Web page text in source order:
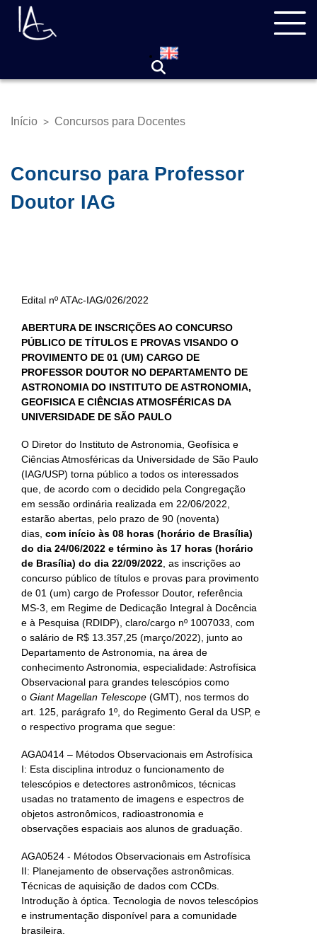
Pular
para
Trilha
Início > Concursos para Docentes
Concurso para Professor
Doutor IAG
Edital nº ATAc-IAG/026/2022
ABERTURA DE INSCRIÇÕES AO CONCURSO
PÚBLICO DE TÍTULOS E PROVAS VISANDO O
PROVIMENTO DE 01 (UM) CARGO DE
PROFESSOR DOUTOR NO DEPARTAMENTO DE
ASTRONOMIA DO INSTITUTO DE ASTRONOMIA,
GEOFISICA E CIÊNCIAS ATMOSFÉRICAS DA
UNIVERSIDADE DE SÃO PAULO
O Diretor do Instituto de Astronomia, Geofísica e
Ciências Atmosféricas da Universidade de São Paulo
(IAG/USP) torna público a todos os interessados
que, de acordo com o decidido pela Congregação
em sessão ordinária realizada em 22/06/2022,
estarão abertas, pelo prazo de 90 (noventa)
dias, com início às 08 horas (horário de Brasília)
do dia 24/06/2022 e término às 17 horas (horário
de Brasília) do dia 22/09/2022 , as inscrições ao
concurso público de títulos e provas para provimento
de 01 (um) cargo de Professor Doutor, referência
MS-3, em Regime de Dedicação Integral à Docência
e à Pesquisa (RDIDP), claro/cargo nº 1007033, com
o salário de R$ 13.357,25 (março/2022), junto ao
Departamento de Astronomia, na área de
conhecimento Astronomia, especialidade: Astrofísica
Observacional para grandes telescópios como
o Giant Magellan Telescope (GMT), nos termos do
art. 125, parágrafo 1º, do Regimento Geral da USP, e
o respectivo programa que segue:
AGA0414 – Métodos Observacionais em Astrofísica
I: Esta disciplina introduz o funcionamento de
telescópios e detectores astronômicos, técnicas
usadas no tratamento de imagens e espectros de
objetos astronômicos, radioastronomia e
observações espaciais aos alunos de graduação.
AGA0524 - Métodos Observacionais em Astrofísica
II: Planejamento de observações astronômicas.
Técnicas de aquisição de dados com CCDs.
Introdução à óptica. Tecnologia de novos telescópios
e instrumentação disponível para a comunidade
brasileira.